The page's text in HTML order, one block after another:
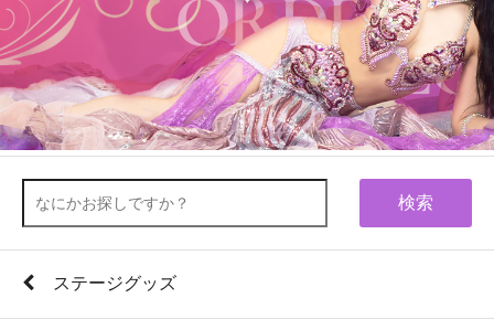
検索
ステージグッズ